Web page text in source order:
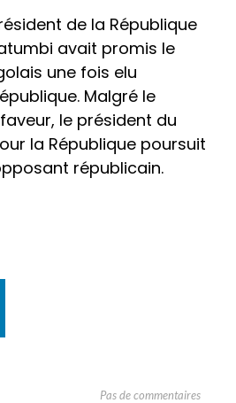
de la République
avait promis le
une fois elu
Malgré le
le président du
la République poursuit
républicain.
Pas de commentaires